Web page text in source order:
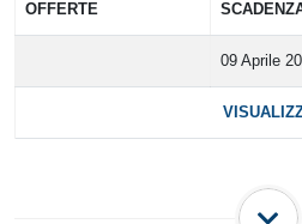
OFFERTE
09 Aprile